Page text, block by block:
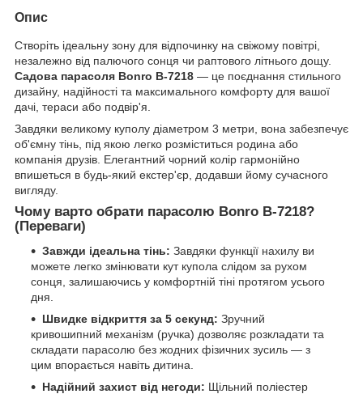
Опис
Створіть ідеальну зону для відпочинку на свіжому повітрі,
незалежно від палючого сонця чи раптового літнього дощу.
Садова парасоля Bonro B-7218 — це поєднання стильного
дизайну, надійності та максимального комфорту для вашої
дачі, тераси або подвір'я.
Завдяки великому куполу діаметром 3 метри, вона забезпечує
об'ємну тінь, під якою легко розміститься родина або
компанія друзів. Елегантний чорний колір гармонійно
впишеться в будь-який екстер'єр, додавши йому сучасного
вигляду.
Чому варто обрати парасолю Bonro B-7218?
(Переваги)
Завжди ідеальна тінь: Завдяки функції нахилу ви
можете легко змінювати кут купола слідом за рухом
сонця, залишаючись у комфортній тіні протягом усього
дня.
Швидке відкриття за 5 секунд: Зручний
кривошипний механізм (ручка) дозволяє розкладати та
складати парасолю без жодних фізичних зусиль — з
цим впорається навіть дитина.
Надійний захист від негоди: Щільний поліестер